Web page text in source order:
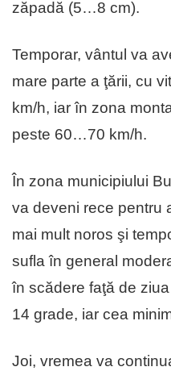
zăpadă (5…8 cm).
Temporar, vântul va
mare parte a ţării, cu
km/h, iar în zona
peste 60…70 km/h.
În zona municipiului
va deveni rece pentru
mai mult noros şi
sufla în general
în scădere faţă de
14 grade, iar cea
Joi, vremea va